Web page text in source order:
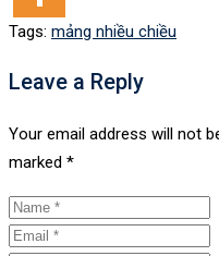
Tags: mảng nhiều chiều
Leave a Reply
Your email address will not
marked *